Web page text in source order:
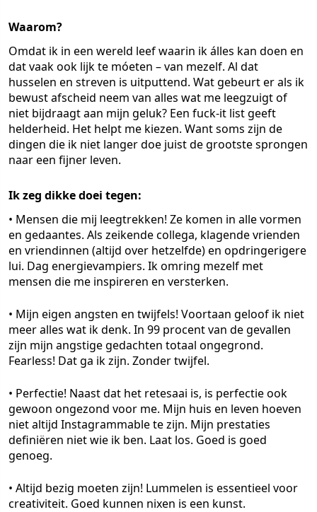
Waarom?
Omdat ik in een wereld leef waarin ik álles kan doen en
dat vaak ook lijk te móeten – van mezelf. Al dat
husselen en streven is uitputtend. Wat gebeurt er als ik
bewust afscheid neem van alles wat me leegzuigt of
niet bijdraagt aan mijn geluk? Een fuck-it list geeft
helderheid. Het helpt me kiezen. Want soms zijn de
dingen die ik niet langer doe juist de grootste sprongen
naar een fijner leven.
Ik zeg dikke doei tegen:
• Mensen die mij leegtrekken! Ze komen in alle vormen
en gedaantes. Als zeikende collega, klagende vrienden
en vriendinnen (altijd over hetzelfde) en opdringerigere
lui. Dag energievampiers. Ik omring mezelf met
mensen die me inspireren en versterken.
• Mijn eigen angsten en twijfels! Voortaan geloof ik niet
meer alles wat ik denk. In 99 procent van de gevallen
zijn mijn angstige gedachten totaal ongegrond.
Fearless! Dat ga ik zijn. Zonder twijfel.
• Perfectie! Naast dat het retesaai is, is perfectie ook
gewoon ongezond voor me. Mijn huis en leven hoeven
niet altijd Instagrammable te zijn. Mijn prestaties
definiëren niet wie ik ben. Laat los. Goed is goed
genoeg.
• Altijd bezig moeten zijn! Lummelen is essentieel voor
creativiteit. Goed kunnen nixen is een kunst.